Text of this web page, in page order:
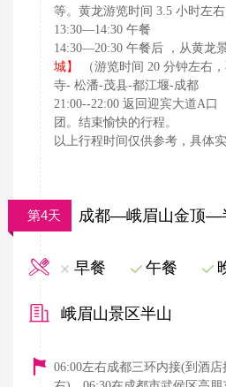
等。黄龙游览时间 3.5 小时左右
13:30—14:30 午餐
14:30—20:30 午餐后 ，从黄龙
城】
（游览时间 20 分钟左右
寺- 松潘-茂县-都江堰-成都
21:00--22:00 返回迎宾大道A口
团。结束愉快的行程。
以上行程时间仅供参考，具体实
第4天 成都—峨眉山金顶—
早餐 午餐
峨眉山景区半山
06:00左右成都三环内接(到酒